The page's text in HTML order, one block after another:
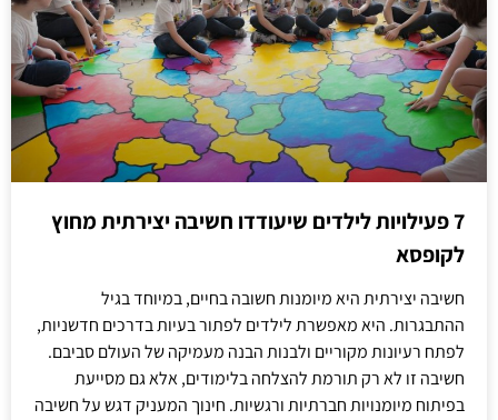
7 פעילויות לילדים שיעודדו חשיבה יצירתית מחוץ
לקופסא
חשיבה יצירתית היא מיומנות חשובה בחיים, במיוחד בגיל
ההתבגרות. היא מאפשרת לילדים לפתור בעיות בדרכים חדשניות,
לפתח רעיונות מקוריים ולבנות הבנה מעמיקה של העולם סביבם.
חשיבה זו לא רק תורמת להצלחה בלימודים, אלא גם מסייעת
בפיתוח מיומנויות חברתיות ורגשיות. חינוך המעניק דגש על חשיבה